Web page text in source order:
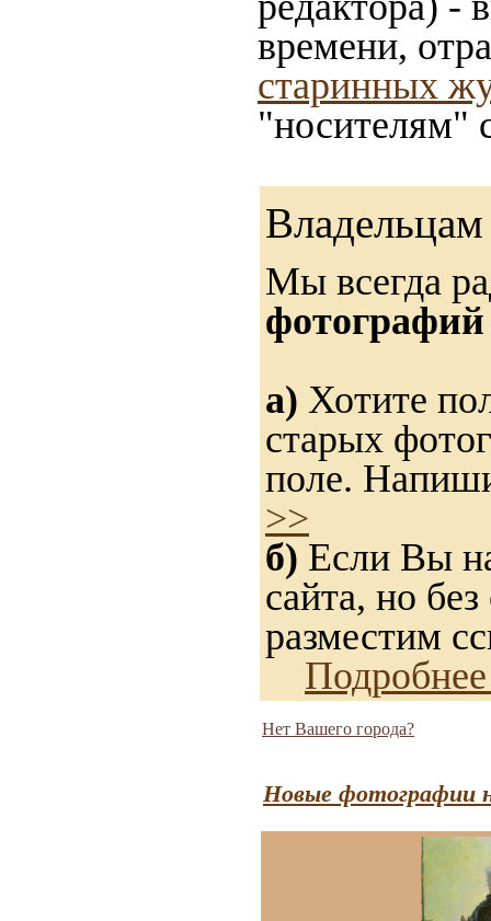
времени,
старинных
"носителям"
Мы всегда
а) Хотите
старых
поле.
>>
б) Если Вы
сайта, но
разместим
Нет Вашего города?
Новые фотографии